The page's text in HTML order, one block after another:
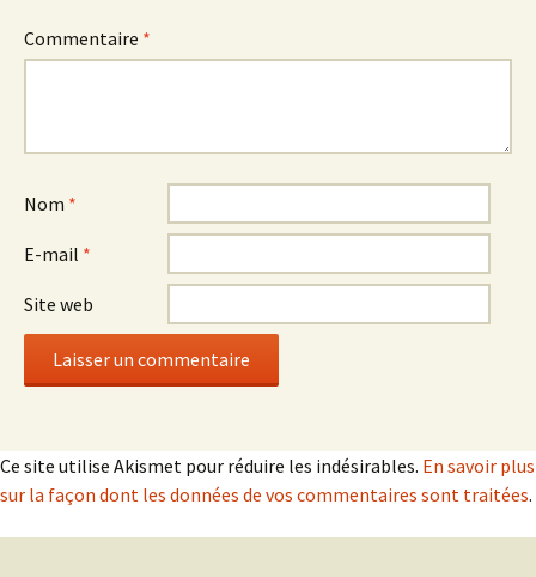
Commentaire *
Nom *
E-mail *
Site web
Ce site utilise Akismet pour réduire les indésirables. En savoir plus
sur la façon dont les données de vos commentaires sont traitées.